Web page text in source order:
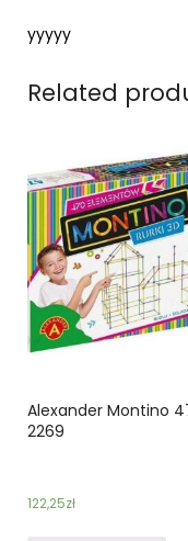
yyyyy
Related
Alexander Montino
2269
122,25zł